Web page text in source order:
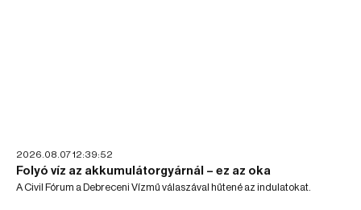
2026.08.07 12:39:52
Folyó víz az akkumulátorgyárnál – ez az oka
A Civil Fórum a Debreceni Vízmű válaszával hűtené az indulatokat.